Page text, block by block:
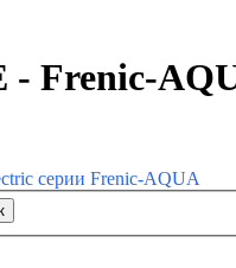
- Frenic-